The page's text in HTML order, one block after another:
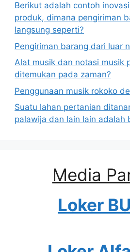
Berikut adalah contoh
produk, dimana pengiriman
langsung seperti?
Pengiriman barang dari luar
Alat musik dan notasi musik
ditemukan pada zaman?
Penggunaan musik rokoko
Suatu lahan pertanian
palawija dan lain lain adalah
Media
Loker